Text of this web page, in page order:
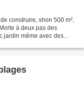
construire, shon 500 m²,
à deux pas des
jardin même avec des